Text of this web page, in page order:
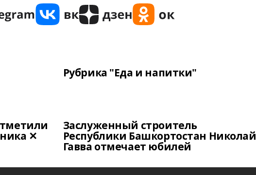
Рубрика "Еда и напитки"
✕
Заслуженный строитель
Республики Башкортостан Николай
Гавва отмечает юбилей